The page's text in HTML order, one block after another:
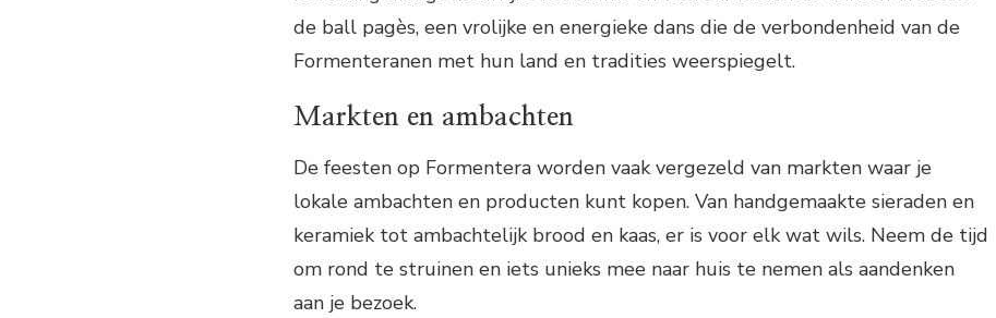
de ball pagès, een vrolijke en energieke dans die de verbondenheid van de
Formenteranen met hun land en tradities weerspiegelt.
Markten en ambachten
De feesten op Formentera worden vaak vergezeld van markten waar je
lokale ambachten en producten kunt kopen. Van handgemaakte sieraden en
keramiek tot ambachtelijk brood en kaas, er is voor elk wat wils. Neem de tijd
om rond te struinen en iets unieks mee naar huis te nemen als aandenken
aan je bezoek.